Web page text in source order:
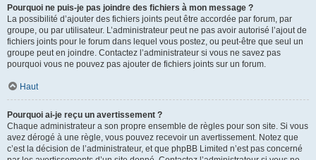
Pourquoi ne puis-je pas joindre des fichiers à mon message ?
La possibilité d’ajouter des fichiers joints peut être accordée par forum, par
groupe, ou par utilisateur. L’administrateur peut ne pas avoir autorisé l’ajout de
fichiers joints pour le forum dans lequel vous postez, ou peut-être que seul un
groupe peut en joindre. Contactez l’administrateur si vous ne savez pas
pourquoi vous ne pouvez pas ajouter de fichiers joints sur un forum.
Haut
Pourquoi ai-je reçu un avertissement ?
Chaque administrateur a son propre ensemble de règles pour son site. Si vous
avez dérogé à une règle, vous pouvez recevoir un avertissement. Notez que
c’est la décision de l’administrateur, et que phpBB Limited n’est pas concerné